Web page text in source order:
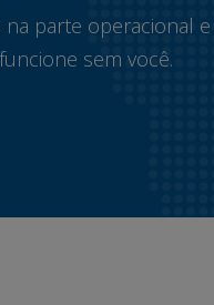
na parte operacional
sem você.